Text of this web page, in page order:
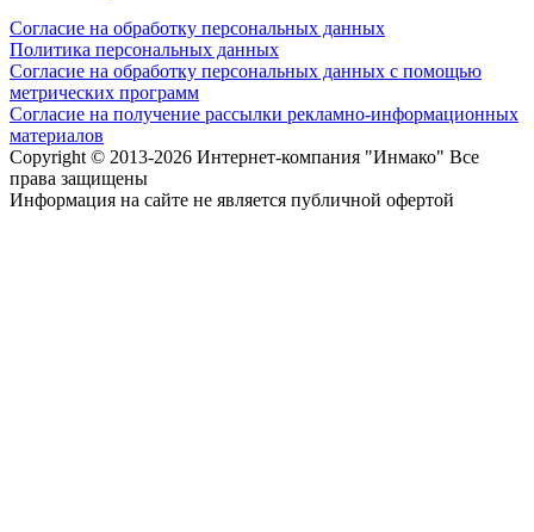
Согласие на обработку персональных данных
Политика персональных данных
Согласие на обработку персональных данных с помощью
метрических программ
Согласие на получение рассылки рекламно-информационных
материалов
Copyright © 2013-2026 Интернет-компания "Инмако" Все
права защищены
Информация на сайте не является публичной офертой